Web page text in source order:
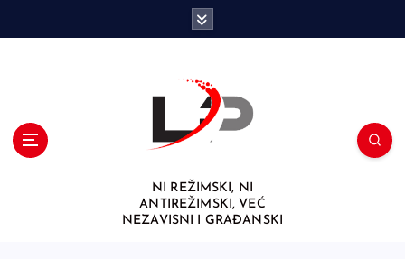
NI REŽIMSKI, NI
ANTIREŽIMSKI, VEĆ
NEZAVISNI I GRAĐANSKI